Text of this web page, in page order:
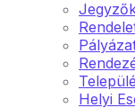
Helyi